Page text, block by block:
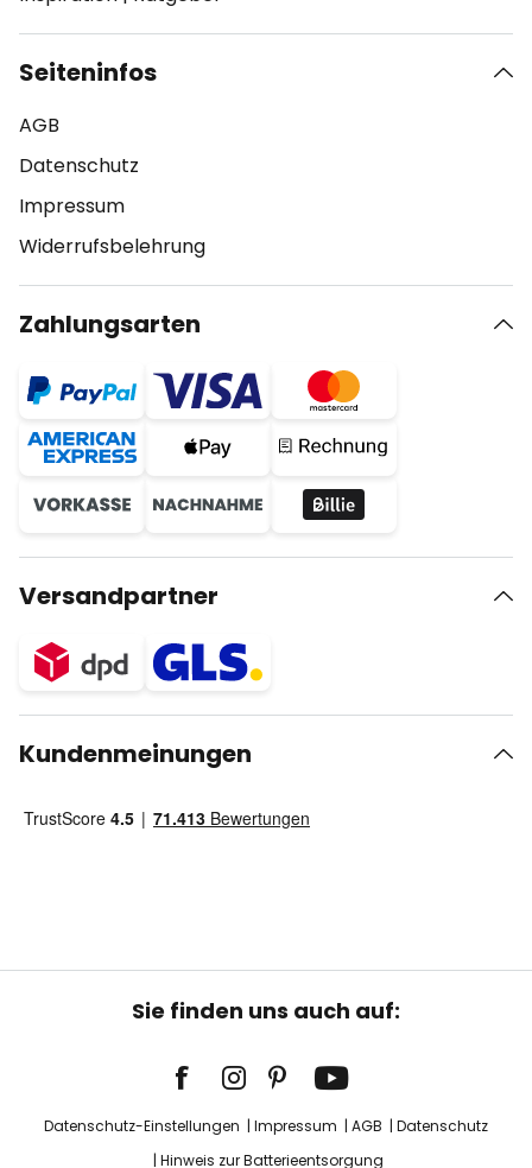
Seiteninfos
AGB
Datenschutz
Impressum
Widerrufsbelehrung
Zahlungsarten
Versandpartner
Kundenmeinungen
Sie finden uns auch auf:
Datenschutz-Einstellungen Impressum AGB
Datenschutz
Hinweis zur Batterieentsorgung